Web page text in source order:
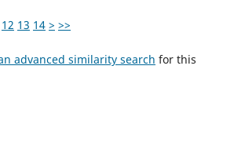
12 13 14 > >>
advanced similarity search for this